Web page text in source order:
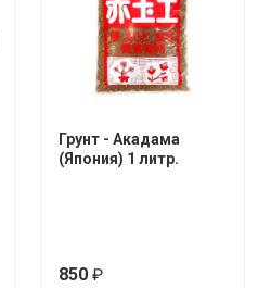
Грунт - Акадама
(Япония) 1 литр.
850